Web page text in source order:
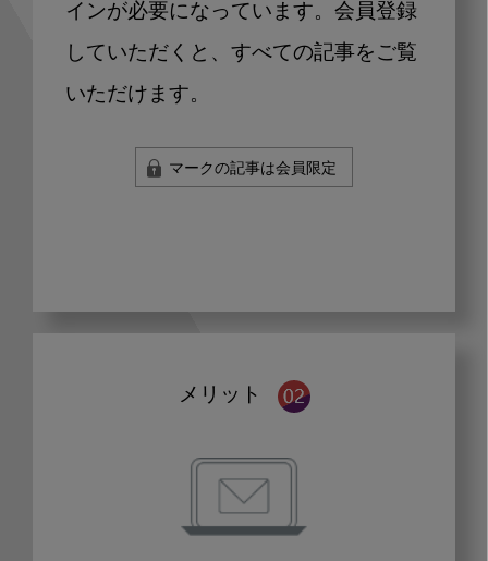
インが必要になっています。会員登録
していただくと、すべての記事をご覧
いただけます。
マークの記事は会員限定
メリット